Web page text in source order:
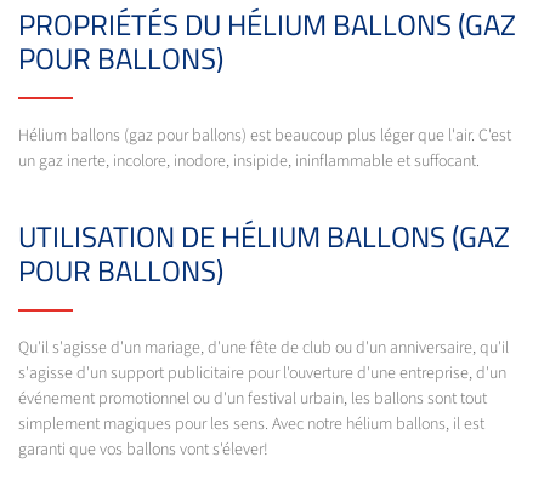
PROPRIÉTÉS DU HÉLIUM BALLONS (GAZ
POUR BALLONS)
Hélium ballons (gaz pour ballons) est beaucoup plus léger que l'air. C'est
un gaz inerte, incolore, inodore, insipide, ininflammable et suffocant.
UTILISATION DE HÉLIUM BALLONS (GAZ
POUR BALLONS)
Qu'il s'agisse d'un mariage, d'une fête de club ou d'un anniversaire, qu'il
s'agisse d'un support publicitaire pour l'ouverture d'une entreprise, d'un
événement promotionnel ou d'un festival urbain, les ballons sont tout
simplement magiques pour les sens. Avec notre hélium ballons, il est
garanti que vos ballons vont s'élever!